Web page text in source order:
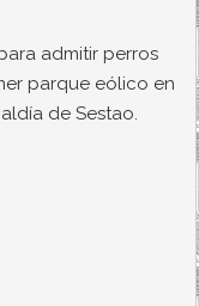
admitir perros
parque eólico en
de Sestao.